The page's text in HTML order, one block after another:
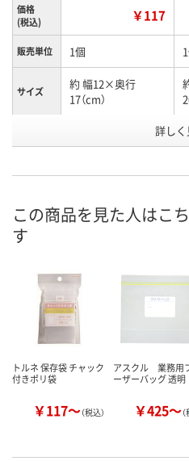
価格
(税込)
￥117
販売単位 1個
サイズ
約 幅12×奥行
17（cm）
カゴへ
詳しく
この商品を見た人はこ
す
トルネ 保存袋 チャック
付きポリ袋
￥117～（税込）
アスクル 業務用
ーザーバッグ 透明
￥425～